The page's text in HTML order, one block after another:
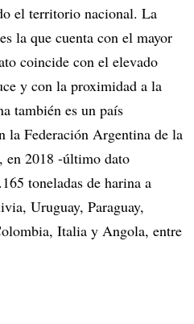
el territorio nacional. La
la que cuenta con el mayor
coincide con el elevado
y con la proximidad a la
también es un país
la Federación Argentina de la
2018 -último dato
toneladas de harina a
Uruguay, Paraguay,
Italia y Angola, entre